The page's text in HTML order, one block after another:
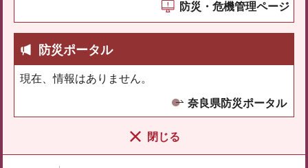
防災・危機管理ページ
防災ポータル
現在、情報はありません。
奈良県防災ポータル
閉じる